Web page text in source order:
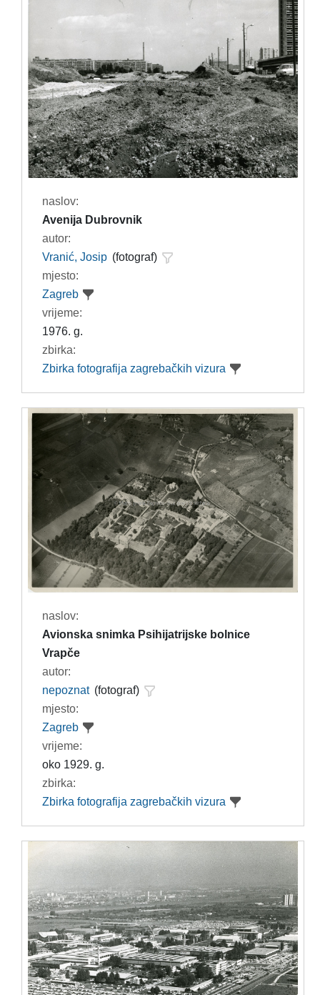
naslov:
Avenija Dubrovnik
autor:
Vranić, Josip (fotograf)
mjesto:
Zagreb
vrijeme:
1976. g.
zbirka:
Zbirka fotografija zagrebačkih vizura
naslov:
Avionska snimka Psihijatrijske bolnice
Vrapče
autor:
nepoznat (fotograf)
mjesto:
Zagreb
vrijeme:
oko 1929. g.
zbirka:
Zbirka fotografija zagrebačkih vizura